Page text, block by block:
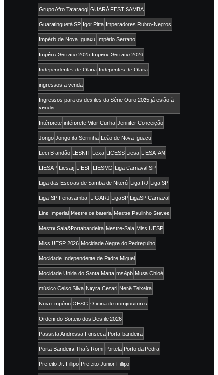
Grupo Afro Tafaraogi GUARÁ FEST SAMBA
Guaratinguetá SP Igor Pitta Imperadores Rubro-Negros
Império de Nova Iguaçu Império Serrano
Império Serrano 2025 Imperio Serrano 2026
Independentes de Olaria Indepentes de Olaria
ingressos a venda
Ingressos para os desfiles da Série Ouro 2025 já estão à
venda
Intérprete intérprete Vitor Cunha Jennifer Conceição
Jongo Jongo da Serrinha Leão de Nova Iguaçu
Leci Brandão LESNIT Lexa LICESS Liesa LIESA-AM
LIESAP Liesarj LIESF LIESMG Liga Carnaval SP
Liga das Escolas de Samba de Niterói Liga RJ Liga SP
Liga-SP Fenasamba. LIGARJ LigaSP LigaSP Carnaval
Lins Imperial Mestre de bateria Mestre Paulinho Steves
Mestre Sala&Portabandeira Mestre-Sala Miss UESP
Miss UESP 2026 Mocidade Alegre do Pedregulho
Mocidade Independente de Padre Miguel
Mocidade Unida do Santa Marta ms&pb Musa Chloé
músico Celso Silva Nayra Cezari Nenê Teixeira
Novo Império OESG Oficina de compositores
Ordem do Sorteio dos Desfile 2026
Passista Andressa Fonseca Porta-bandeira
Porta-Bandeira Thaís Romi Portela Porto da Pedra
Prefeito Jr. Fillipo Prefeito Junior Fillipo